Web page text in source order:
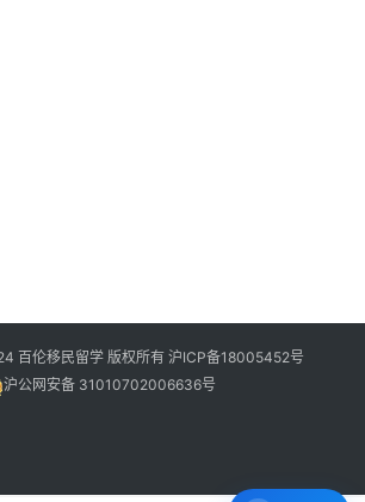
百伦移民留学 版权所有 沪ICP备18005452号
沪公网安备 31010702006636号